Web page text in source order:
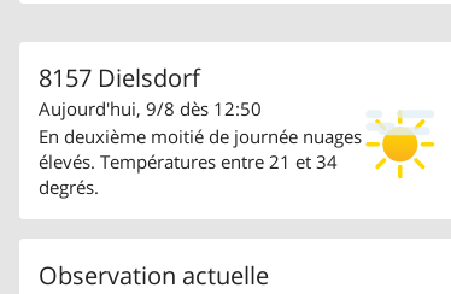
8157 Dielsdorf
Aujourd'hui, 9/8 dès 12:50
En deuxième moitié de journée nuages
élevés. Températures entre 21 et 34
degrés.
Observation actuelle